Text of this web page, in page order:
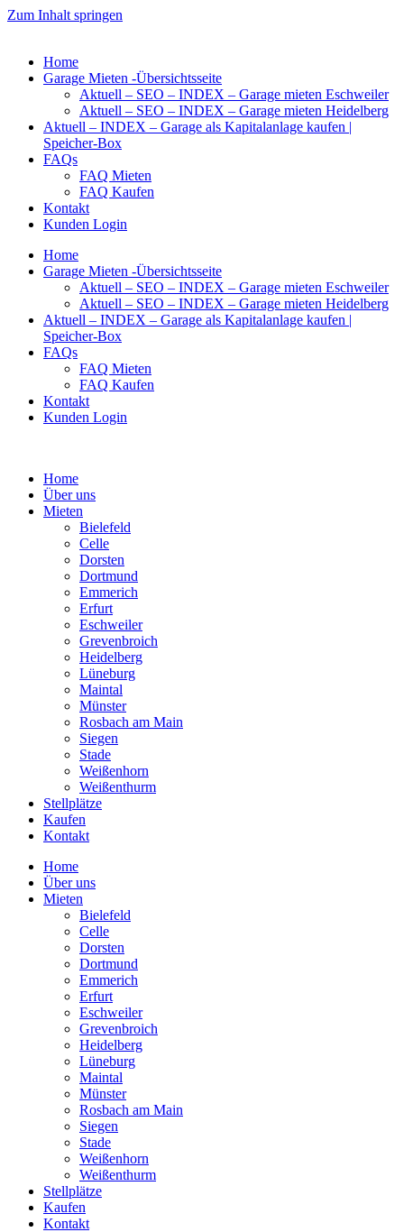
Zum Inhalt springen
Home
Garage Mieten -Übersichtsseite
Aktuell – SEO – INDEX – Garage mieten Eschweiler
Aktuell – SEO – INDEX – Garage mieten Heidelberg
Aktuell – INDEX – Garage als Kapitalanlage kaufen |
Speicher-Box
FAQs
FAQ Mieten
FAQ Kaufen
Kontakt
Kunden Login
Home
Garage Mieten -Übersichtsseite
Aktuell – SEO – INDEX – Garage mieten Eschweiler
Aktuell – SEO – INDEX – Garage mieten Heidelberg
Aktuell – INDEX – Garage als Kapitalanlage kaufen |
Speicher-Box
FAQs
FAQ Mieten
FAQ Kaufen
Kontakt
Kunden Login
Home
Über uns
Mieten
Bielefeld
Celle
Dorsten
Dortmund
Emmerich
Erfurt
Eschweiler
Grevenbroich
Heidelberg
Lüneburg
Maintal
Münster
Rosbach am Main
Siegen
Stade
Weißenhorn
Weißenthurm
Stellplätze
Kaufen
Kontakt
Home
Über uns
Mieten
Bielefeld
Celle
Dorsten
Dortmund
Emmerich
Erfurt
Eschweiler
Grevenbroich
Heidelberg
Lüneburg
Maintal
Münster
Rosbach am Main
Siegen
Stade
Weißenhorn
Weißenthurm
Stellplätze
Kaufen
Kontakt